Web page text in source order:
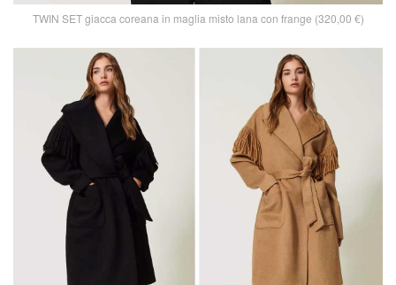
TWIN SET giacca coreana in maglia misto lana con frange (320,00 €)